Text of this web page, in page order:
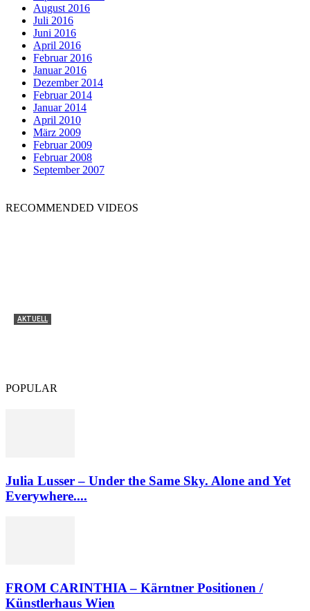
August 2016
Juli 2016
Juni 2016
April 2016
Februar 2016
Januar 2016
Dezember 2014
Februar 2014
Januar 2014
April 2010
März 2009
Februar 2009
Februar 2008
September 2007
RECOMMENDED VIDEOS
AKTUELL
POPULAR
Julia Lusser – Under the Same Sky. Alone and Yet
Everywhere....
FROM CARINTHIA – Kärntner Positionen /
Künstlerhaus Wien